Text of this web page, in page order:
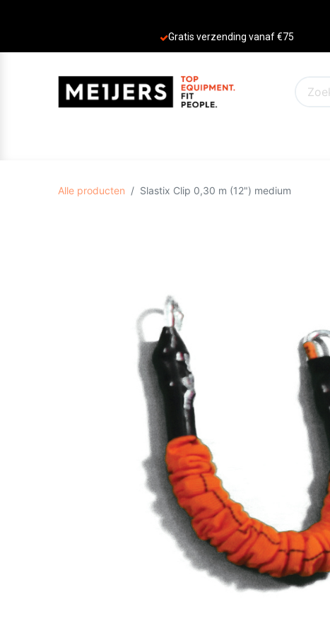
Gratis verzending vanaf €75
Alle producten Slastix Clip 0,30 m (12") medium